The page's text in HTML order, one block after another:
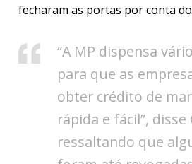
fecharam as portas por conta
“A MP dispensa
para que as
obter crédito de
rápida e fácil”, disse
ressaltando que